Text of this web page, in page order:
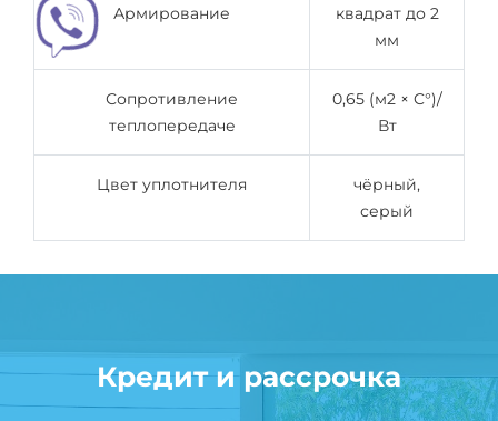
Армирование
квадрат до 2
мм
Сопротивление
теплопередаче
0,65 (м2 × C°)/
Вт
Цвет уплотнителя
чёрный,
серый
Кредит и рассрочка